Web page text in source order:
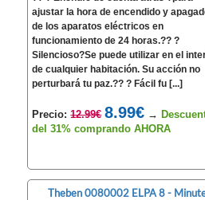
ajustar la hora de encendido y
de los aparatos eléctricos en
funcionamiento de 24 horas.?? ?
Silencioso?Se puede utilizar en el
de cualquier habitación. Su acción no
perturbará tu paz.?? ? Fácil fu [...]
Precio:12.99€ 8.99€ →
del 31% comprando AHORA
Theben 0080002 ELPA 8 -